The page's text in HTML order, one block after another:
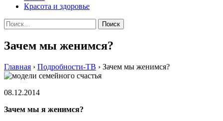
Красота и здоровье
Найти:
Зачем мы женимся?
Главная › Подробности-ТВ › Зачем мы женимся?
08.12.2014
Зaчeм мы я жeнимся?